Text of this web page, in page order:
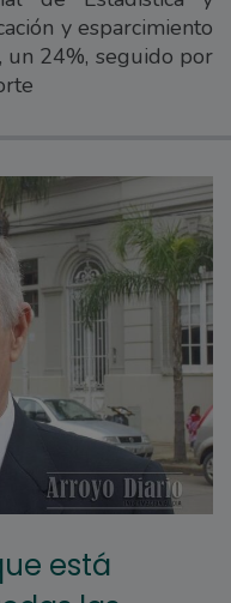
y esparcimiento
un 24%, seguido por
está